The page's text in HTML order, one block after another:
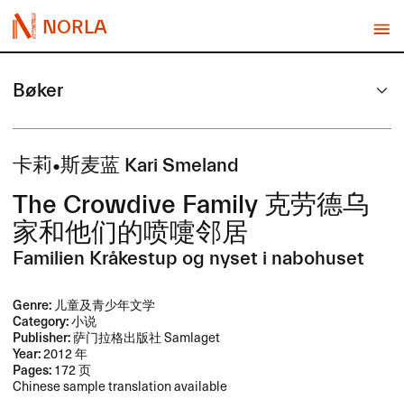
NORLA
Bøker
卡莉•斯麦蓝 Kari Smeland
The Crowdive Family ​克劳德乌
家和他们的喷嚏邻居
Familien Kråkestup og nyset i nabohuset
Genre: 儿童及青少年文学
Category:小说
Publisher:萨门拉格出版社 Samlaget
Year:2012 年
Pages:172 页
Chinese sample translation available